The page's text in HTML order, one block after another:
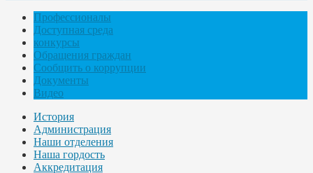
Профессионалы
Доступная среда
конкурсы
Обращения граждан
Сообщить о коррупции
Документы
Видео
История
Администрация
Наши отделения
Наша гордость
Аккредитация